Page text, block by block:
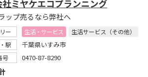
ミヤケエコプランニング
ップ売るなら弊社へ
ー 生活・サービス
生活サービス（その他）
駅
千葉県いすみ市
号 0470-87-8290